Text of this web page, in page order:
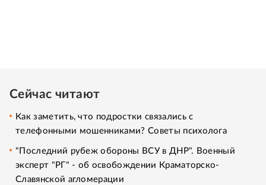
Сейчас читают
Как заметить, что подростки связались с
телефонными мошенниками? Советы психолога
"Последний рубеж обороны ВСУ в ДНР". Военный
эксперт "РГ" - об освобождении Краматорско-
Славянской агломерации